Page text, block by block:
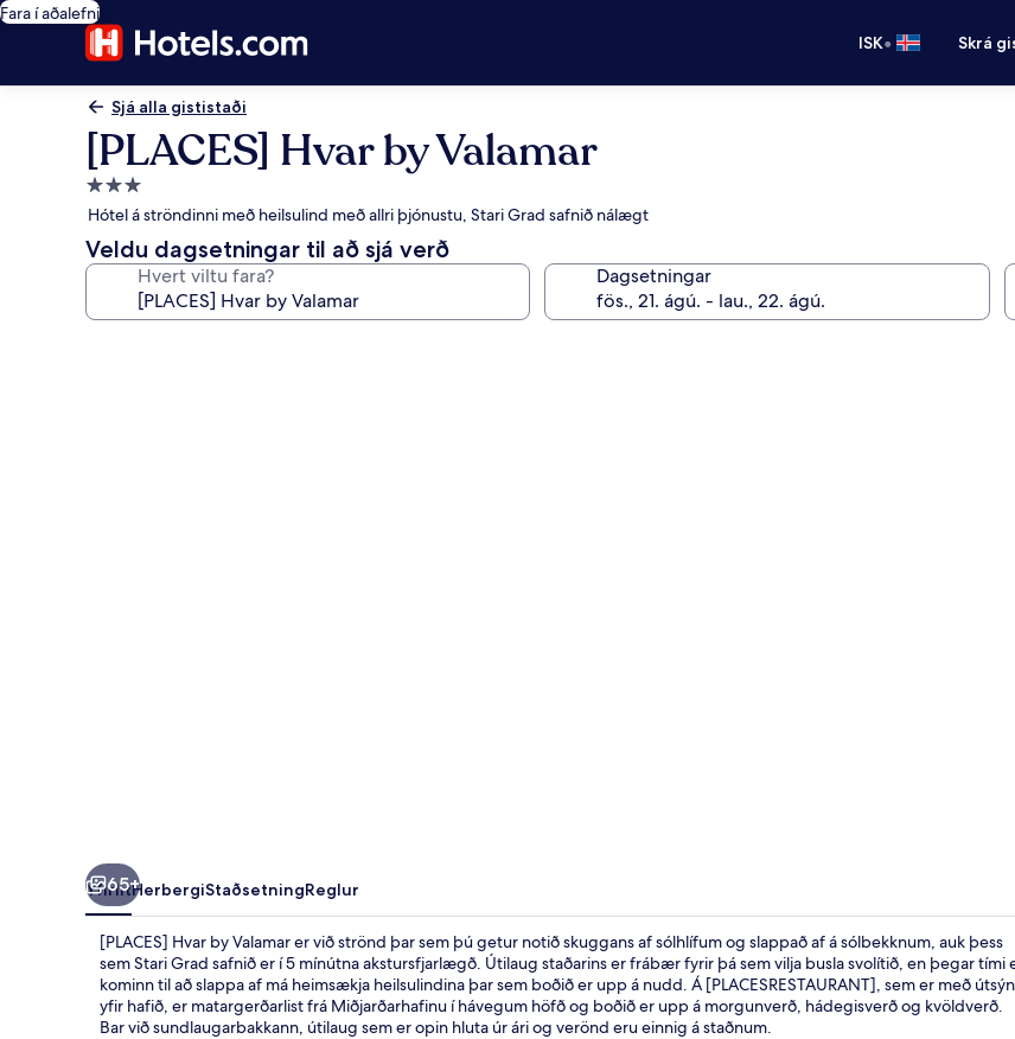
Fara í aðalefni
ISK• Skrá
Sjá alla gististaði
[PLACES] Hvar by Valamar
3.0
stjörnu
gististaður
Hótel á ströndinni með heilsulind með allri þjónustu, Stari Grad safnið nálægt
Veldu dagsetningar til að sjá verð
Hvert viltu fara? Dagsetningar
65+
YfirlitHerbergiStaðsetningReglur
[PLACES] Hvar by Valamar er við strönd þar sem þú getur notið skuggans af sólhlífum og slappað af á sólbekknum, auk þess
sem Stari Grad safnið er í 5 mínútna akstursfjarlægð. Útilaug staðarins er frábær fyrir þá sem vilja busla svolítið, en þegar tími
kominn til að slappa af má heimsækja heilsulindina þar sem boðið er upp á nudd. Á [PLACESRESTAURANT], sem er með
yfir hafið, er matargerðarlist frá Miðjarðarhafinu í hávegum höfð og boðið er upp á morgunverð, hádegisverð og kvöldverð.
Bar við sundlaugarbakkann, útilaug sem er opin hluta úr ári og verönd eru einnig á staðnum.